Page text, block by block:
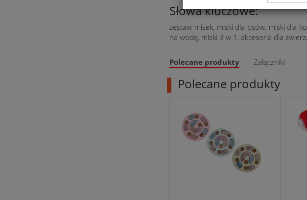
Słowa kluczowe:
zestaw misek, miski dla psów, miski dla
na wodę, miski 3 w 1, akcesoria dla
Polecane produkty Załączniki
Polecane produkty